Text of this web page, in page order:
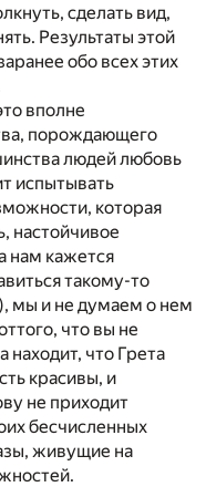
сделать вид,
Результаты этой
обо всех этих
вполне
порождающего
людей любовь
испытывать
которая
настойчивое
нам кажется
такому-то
мы и не думаем о нем
что вы не
что Грета
красивы, и
не приходит
бесчисленных
живущие на